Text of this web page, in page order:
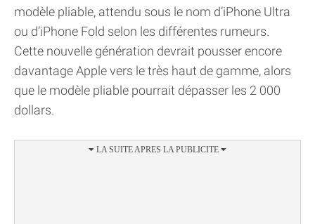
modèle pliable, attendu sous le nom d’iPhone Ultra
ou d’iPhone Fold selon les différentes rumeurs.
Cette nouvelle génération devrait pousser encore
davantage Apple vers le très haut de gamme, alors
que le modèle pliable pourrait dépasser les 2 000
dollars.